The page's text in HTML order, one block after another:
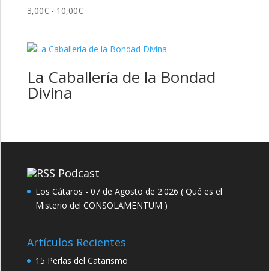
3,00€ - 10,00€Rango
desde
hasta
La Caballería de la Bondad
Divina
Podcast
Los Cátaros - 07 de Agosto de 2.026 ( Qué es el
Misterio del CONSOLAMENTUM )
Artículos Recientes
15 Perlas del Catarismo